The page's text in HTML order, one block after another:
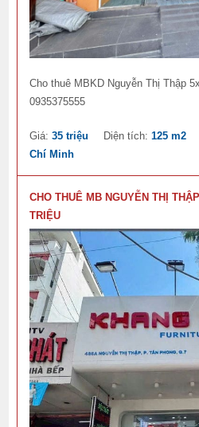
Cho thuê MBKD Nguyễn Thị Thập
0935375555
Giá:35 triệu Diện tích:125 m2
Chí Minh
CHO THUÊ MB NGUYỄN THỊ
TRIỆU